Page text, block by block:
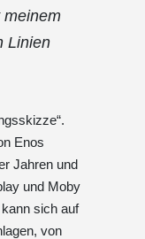
meinem
Linien
Enos
Jahren und
und Moby
sich auf
von